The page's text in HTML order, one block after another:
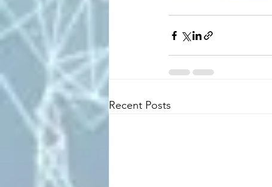
Recent Posts